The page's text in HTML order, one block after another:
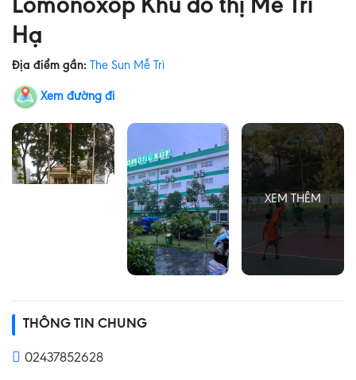
Lômônôxốp Khu đô thị Mễ Trì
Hạ
Địa điểm gần: The Sun Mễ Trì
Xem đường đi
THÔNG TIN CHUNG
02437852628